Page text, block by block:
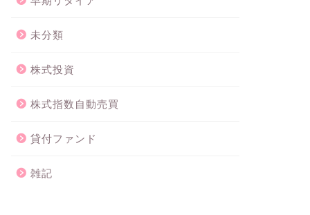
未分類
株式投資
株式指数自動売買
貸付ファンド
雑記